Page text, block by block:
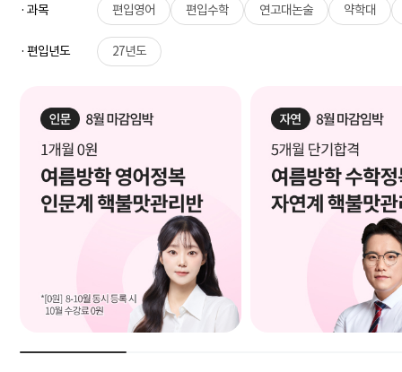
· 과목 편입영어 편입수학 연고대논술 약학대
· 편입년도 27년도